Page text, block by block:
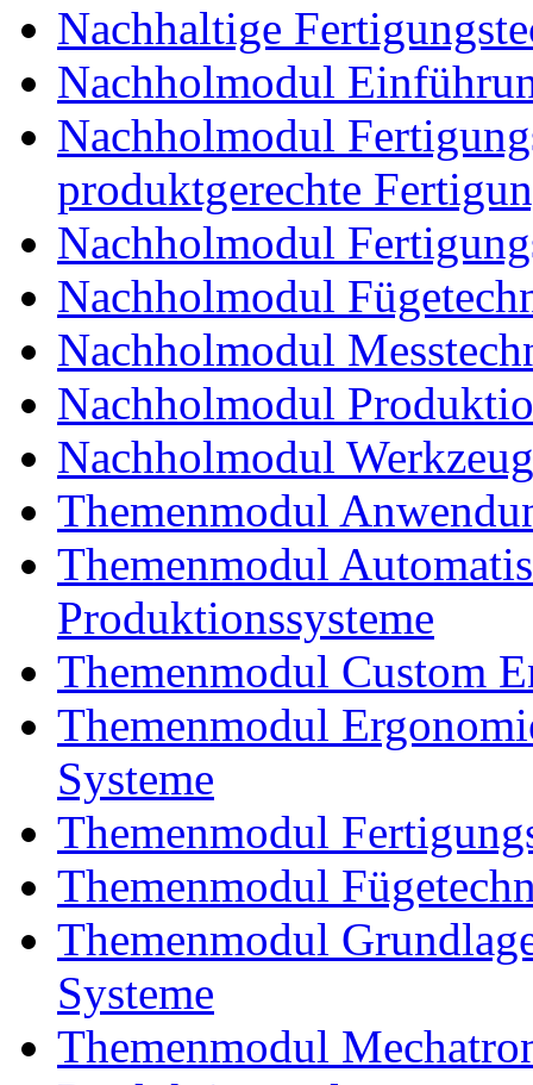
Nachhaltige
Nachholmodul
Nachholmodul
produktgerechte
Nachholmodul
Nachholmodul
Nachholmodul
Nachholmodul
Nachholmodul
Themenmodul
Themenmodul
Produktionssysteme
Themenmodul Custom
Themenmodul
Systeme
Themenmodul
Themenmodul
Themenmodul
Systeme
Themenmodul